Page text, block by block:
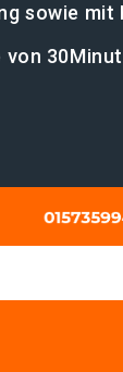
sowie mit
von